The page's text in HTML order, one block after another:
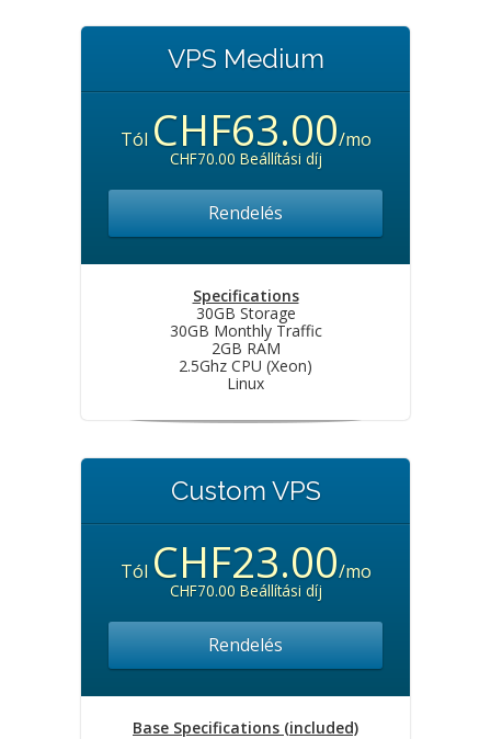
VPS Medium
Tól CHF63.00/mo
CHF70.00 Beállítási díj
Rendelés
Specifications
30GB Storage
30GB Monthly Traffic
2GB RAM
2.5Ghz CPU (Xeon)
Linux
Custom VPS
Tól CHF23.00/mo
CHF70.00 Beállítási díj
Rendelés
Base Specifications (included)